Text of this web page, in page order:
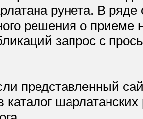
рунета. В
решения о приеме
запрос с
представленный
каталог